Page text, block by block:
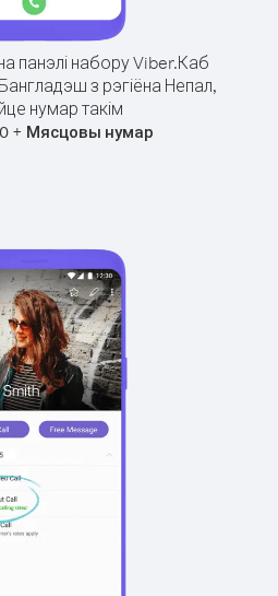
панэлі набору Viber.Каб
з рэгіёна Непал,
нумар такім
+ Мясцовы нумар